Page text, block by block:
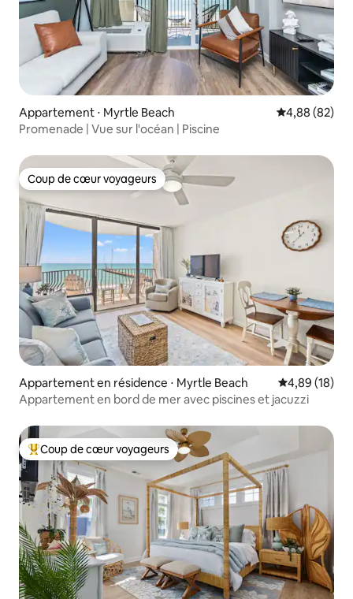
Appartement ⋅ Myrtle Beach Évaluation
4,88 (82)
Promenade | Vue sur l'océan | Piscine
Coup de cœur voyageurs
Coup de cœur voyageurs
Appartement en résidence ⋅ Myrtle Beach Évaluation
4,89 (18)
Appartement en bord de mer avec piscines et jacuzzi
Coups de cœur voyageurs les plus appréciés
Coup de cœur voyageurs